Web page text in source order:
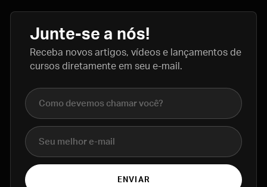
Junte-se a nós!
Receba novos artigos, vídeos e lançamentos de
cursos diretamente em seu e-mail.
Nome completo
E-mail
ENVIAR